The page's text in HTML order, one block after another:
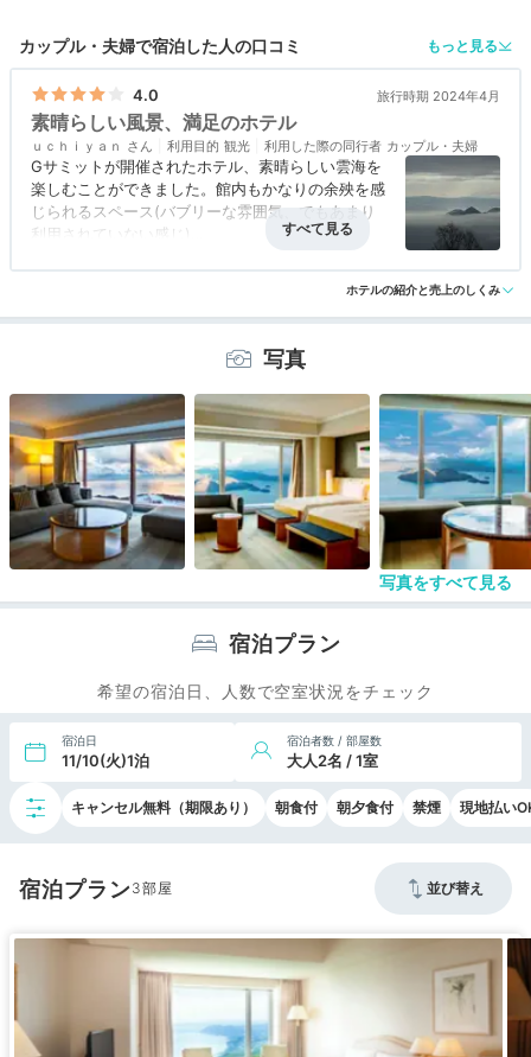
スイートルーム「プルミエールスタイル」は多彩な特典
で贅沢気分
温泉にバー、お買い物の施設も充実♪おこもりステイも満
喫できる
カップル・夫婦で宿泊した人の口コミ もっと見る
4.0 旅行時期 2024年4月
素晴らしい風景、満足のホテル
ｕｃｈｉｙａｎ 利用目的 観光 利用した際の同行者 カップル・夫婦
Gサミットが開催されたホテル、素晴らしい雲海を
楽しむことができました。館内もかなりの余殃を感
じられるスペース(バブリーな雰囲気、でもあまり
利用されていない感じ)
あまりに遠く、規模の割に小さく、風景も・・
朝食は朝シャンパンもあり、5種類チョイス&ビュ
アクセス 評価なし コスパ 評価なし 客室 4.0 接客対応 評価なし
評価なし
ホテルの紹介と売上のしくみ
写真
写真をすべて見る
宿泊プラン
希望の宿泊日、人数で空室状況をチェック
宿泊日
11/10(火)1泊
宿泊者数 / 部屋数
大人2名 / 1室
キャンセル無料（期限あり） 朝食付 朝夕食付 禁煙 現地払い
宿泊プラン3 並び替え